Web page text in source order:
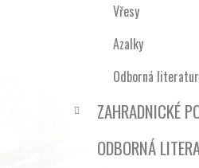
Vřesy
Azalky
Odborná
ZAHRADNICKÉ
ODBORNÁ